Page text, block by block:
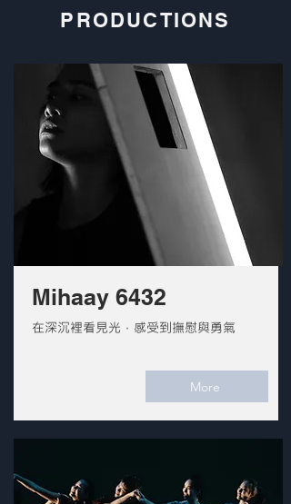
PRODUCTIONS
Mihaay 6432
在深沉裡看見光，感受到撫慰與勇氣
More